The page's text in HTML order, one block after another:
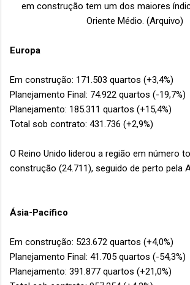
em construção tem um dos maiores
Oriente Médio. (Arquivo)
Europa
Em construção: 171.503 quartos (+3,4%)
Planejamento Final: 74.922 quartos (-19,7%)
Planejamento: 185.311 quartos (+15,4%)
Total sob contrato: 431.736 (+2,9%)
O Reino Unido liderou a região em número
construção (24.711), seguido de perto pela
Ásia-Pacífico
Em construção: 523.672 quartos (+4,0%)
Planejamento Final: 41.705 quartos (-54,3%)
Planejamento: 391.877 quartos (+21,0%)